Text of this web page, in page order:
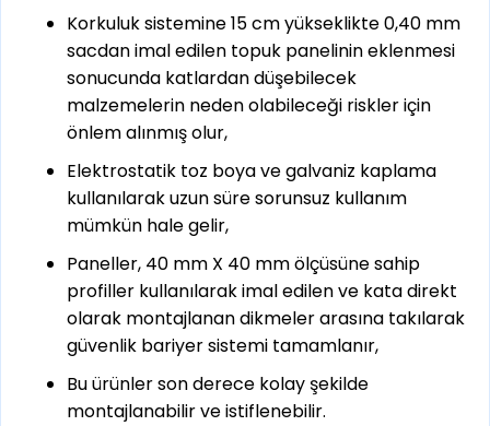
Korkuluk sistemine 15 cm yükseklikte 0,40 mm
sacdan imal edilen topuk panelinin eklenmesi
sonucunda katlardan düşebilecek
malzemelerin neden olabileceği riskler için
önlem alınmış olur,
Elektrostatik toz boya ve galvaniz kaplama
kullanılarak uzun süre sorunsuz kullanım
mümkün hale gelir,
Paneller, 40 mm X 40 mm ölçüsüne sahip
profiller kullanılarak imal edilen ve kata direkt
olarak montajlanan dikmeler arasına takılarak
güvenlik bariyer sistemi tamamlanır,
Bu ürünler son derece kolay şekilde
montajlanabilir ve istiflenebilir.